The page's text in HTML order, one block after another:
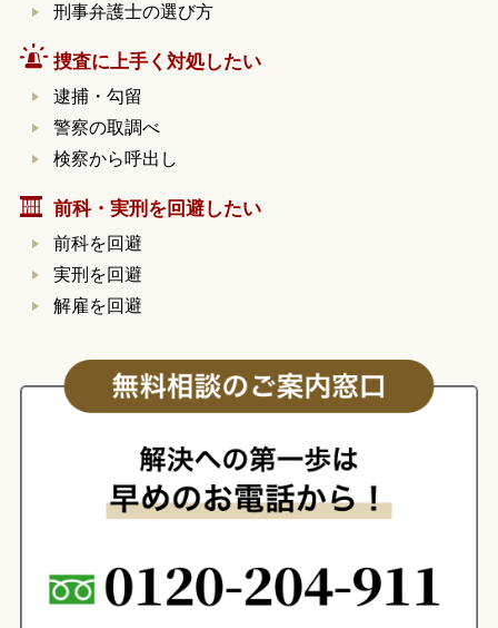
刑事弁護士の選び方
捜査に上手く対処したい
逮捕・勾留
警察の取調べ
検察から呼出し
前科・実刑を回避したい
前科を回避
実刑を回避
解雇を回避